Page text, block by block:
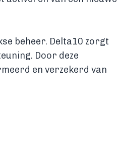
beheer. Delta10 zorgt
Door deze
en verzekerd van